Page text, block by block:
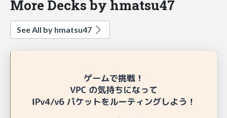
More Decks by hmatsu47
See All by hmatsu47